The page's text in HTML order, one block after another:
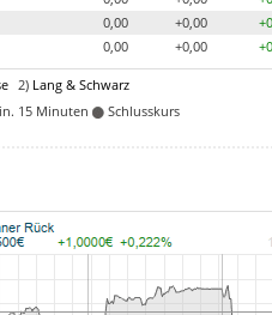
0,00
+0,00
0,00
+0,00
2) Lang & Schwarz
15 Minuten Schlusskurs